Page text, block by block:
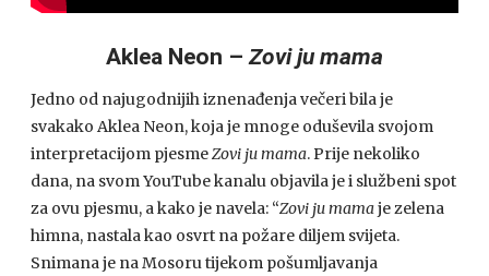
Aklea Neon –Zovi ju mama
Jedno od najugodnijih iznenađenja večeri bila je
svakako Aklea Neon, koja je mnoge oduševila svojom
interpretacijom pjesmeZovi ju mama. Prije nekoliko
dana, na svom YouTube kanalu objavila je i službeni spot
za ovu pjesmu, a kako je navela: “Zovi ju mamaje zelena
himna, nastala kao osvrt na požare diljem svijeta.
Snimana je na Mosoru tijekom pošumljavanja